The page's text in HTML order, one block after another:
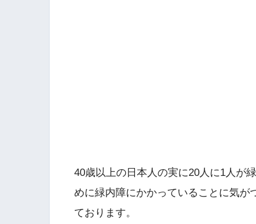
40歳以上の日本人の実に20人に1人が
めに緑内障にかかっていることに気
ております。